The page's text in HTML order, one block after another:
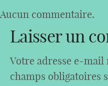
Aucun commentaire.
Laisser un
Votre adresse e-mail
champs obligatoires